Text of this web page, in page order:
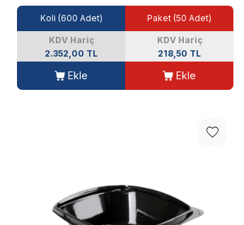
Koli (600 Adet)
KDV Hariç
2.352,00 TL
Ekle
Paket (50 Adet)
KDV Hariç
218,50 TL
Ekle